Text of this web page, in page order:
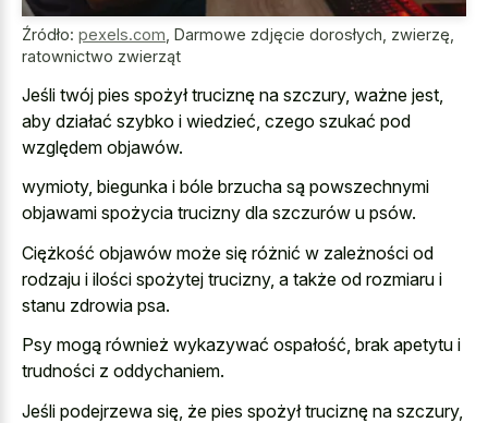
Źródło: pexels.com Darmowe zdjęcie dorosłych, zwierzę,
ratownictwo zwierząt
Jeśli twój pies spożył truciznę na szczury, ważne jest,
aby działać szybko i wiedzieć, czego szukać pod
względem objawów.
wymioty, biegunka i bóle brzucha są powszechnymi
objawami spożycia trucizny dla szczurów u psów.
Ciężkość objawów może się różnić w zależności od
rodzaju i ilości spożytej trucizny, a także od rozmiaru i
stanu zdrowia psa.
Psy mogą również wykazywać ospałość, brak apetytu i
trudności z oddychaniem.
Jeśli podejrzewa się, że pies spożył truciznę na szczury,